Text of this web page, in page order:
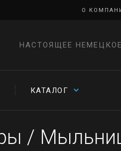
О
НАСТОЯЩЕЕ
КАТАЛОГ
/